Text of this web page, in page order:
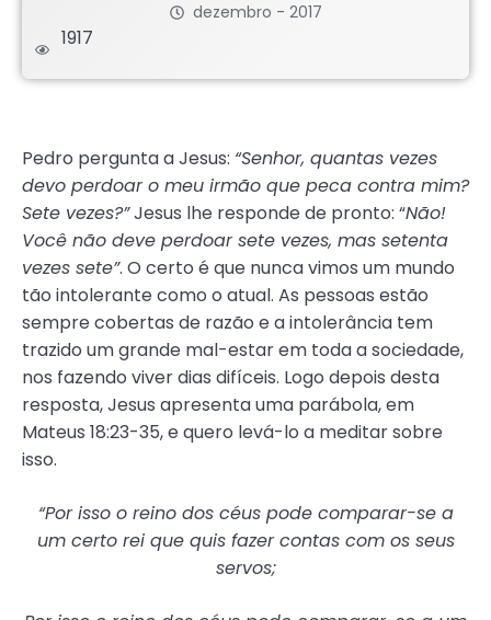
dezembro - 2017
1917
Pedro pergunta a Jesus: “Senhor, quantas vezes
devo perdoar o meu irmão que peca contra mim?
Sete vezes?”Jesus lhe responde de pronto: “Não!
Você não deve perdoar sete vezes, mas setenta
vezes sete”. O certo é que nunca vimos um mundo
tão intolerante como o atual. As pessoas estão
sempre cobertas de razão e a intolerância tem
trazido um grande mal-estar em toda a sociedade,
nos fazendo viver dias difíceis. Logo depois desta
resposta, Jesus apresenta uma parábola, em
Mateus 18:23-35, e quero levá-lo a meditar sobre
isso.
“Por isso o reino dos céus pode comparar-se a
um certo rei que quis fazer contas com os seus
servos;